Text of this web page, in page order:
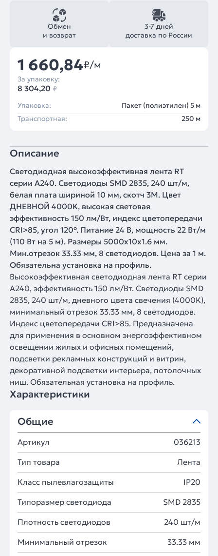
3-7 дней
доставка по России
Обмен
и возврат
1 660,84₽/м
За упаковку:
8 304,20 ₽
Упаковка:
Пакет (полиэтилен) 5 м
Транспортная:
250 м
Описание
Светодиодная высокоэффективная лента RT
серии A240. Светодиоды SMD 2835, 240 шт/м,
белая плата шириной 10 мм, скотч 3M. Цвет
ДНЕВНОЙ 4000K, высокая световая
эффективность 150 лм/Вт, индекс цветопередачи
CRI>85, угол 120°. Питание 24 В, мощность 22 Вт/м
(110 Вт на 5 м). Размеры 5000x10x1.6 мм.
Мин.отрезок 33.33 мм, 8 светодиодов. Цена за 1 м.
Обязательна установка на профиль.
Высокоэффективная светодиодная лента RT серии
A240, эффективность 150 лм/Вт. Светодиоды SMD
2835, 240 шт/м, дневного цвета свечения (4000K),
минимальный отрезок 33.33 мм, 8 светодиодов.
Индекс цветопередачи CRI>85. Предназначена
для применения в основном энергоэффективном
освещении жилых и офисных помещений,
подсветки рекламных конструкций и витрин,
декоративной подсветки интерьера, потолочных
ниш. Обязательная установка на профиль.
Характеристики
Общие
Артикул 036213
Тип товара Лента
Класс пылевлагозащиты IP20
Типоразмер светодиода SMD 2835
Плотность светодиодов 240 шт/м
Минимальный отрезок 33.33 мм